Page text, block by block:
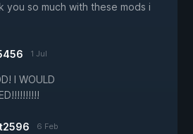
you so much with these mods i
1 Jul
I WOULD
6 Feb